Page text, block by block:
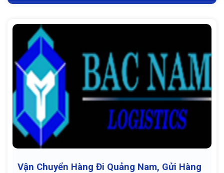
Vận Chuyển Hàng Đi Quảng Nam, Gửi Hàng